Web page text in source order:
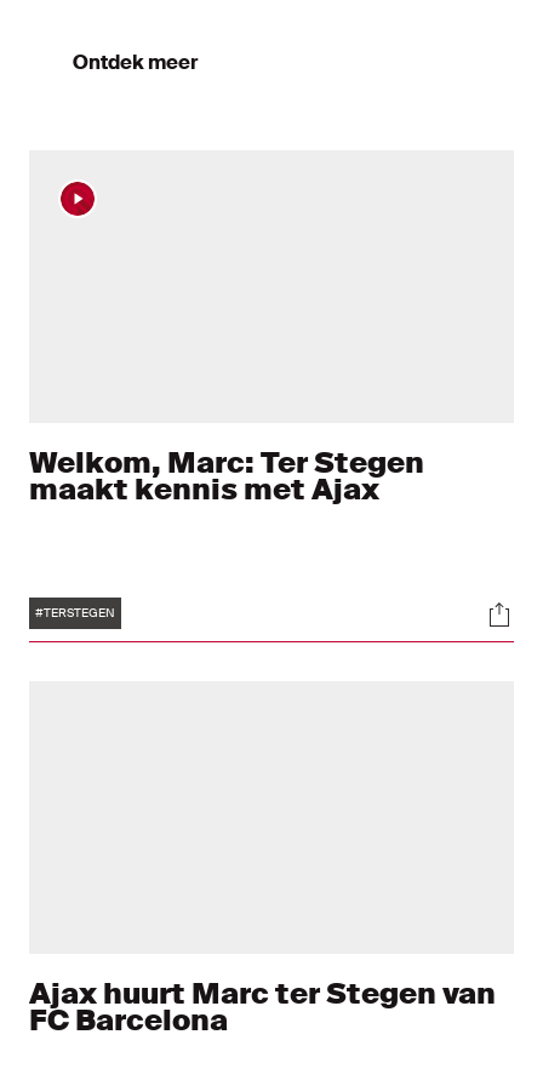
Ontdek meer
Welkom, Marc: Ter Stegen
maakt kennis met Ajax
Tags
#TERSTEGEN
Ajax huurt Marc ter Stegen van
FC Barcelona